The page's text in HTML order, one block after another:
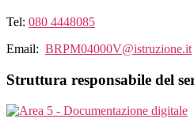
Tel: 080 4448085
Email: BRPM04000V@istruzione.it
Struttura responsabile del